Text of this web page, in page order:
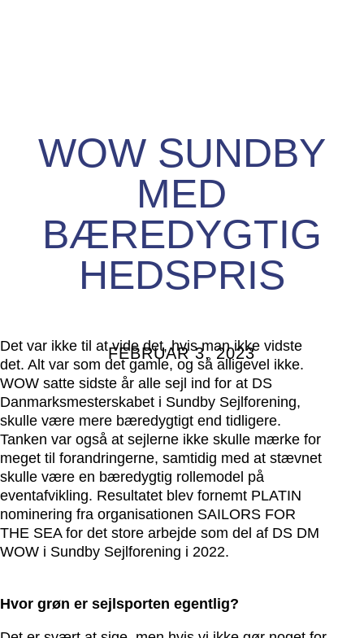
WOW SUNDBY
MED
BÆREDYGTIG
HEDSPRIS
FEBRUAR 3, 2023
Det var ikke til at vide det, hvis man ikke vidste
det. Alt var som det gamle, og så alligevel ikke.
WOW satte sidste år alle sejl ind for at DS
Danmarksmesterskabet i Sundby Sejlforening,
skulle være mere bæredygtigt end tidligere.
Tanken var også at sejlerne ikke skulle mærke for
meget til forandringerne, samtidig med at stævnet
skulle være en bæredygtig rollemodel på
eventafvikling. Resultatet blev fornemt PLATIN
nominering fra organisationen SAILORS FOR
THE SEA for det store arbejde som del af DS DM
WOW i Sundby Sejlforening i 2022.
Hvor grøn er sejlsporten egentlig?